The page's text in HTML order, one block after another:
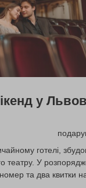
у
готелі,
театру. У
та два квитки на